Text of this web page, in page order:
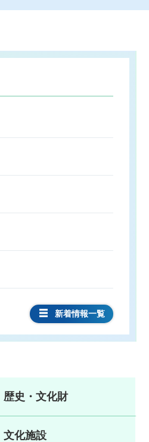
新着情報一覧
歴史・文化財
文化施設